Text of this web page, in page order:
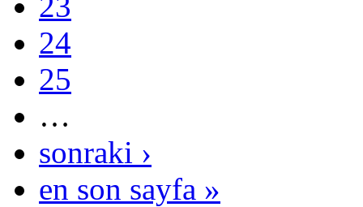
24
25
…
sonraki ›
en son sayfa »